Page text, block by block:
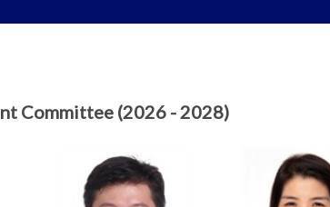
Committee (2026 - 2028)